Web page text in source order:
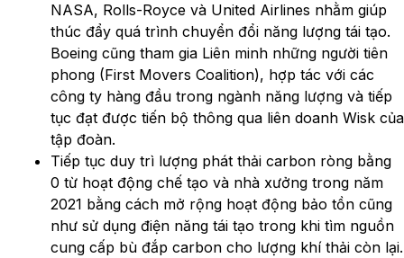
NASA, Rolls-Royce và United Airlines nhằm giúp
thúc đẩy quá trình chuyển đổi năng lượng tái tạo.
Boeing cũng tham gia Liên minh những người tiên
phong (First Movers Coalition), hợp tác với các
công ty hàng đầu trong ngành năng lượng và tiếp
tục đạt được tiến bộ thông qua liên doanh Wisk của
tập đoàn.
Tiếp tục duy trì lượng phát thải carbon ròng bằng
0 từ hoạt động chế tạo và nhà xưởng trong năm
2021 bằng cách mở rộng hoạt động bảo tồn cũng
như sử dụng điện năng tái tạo trong khi tìm nguồn
cung cấp bù đắp carbon cho lượng khí thải còn lại.